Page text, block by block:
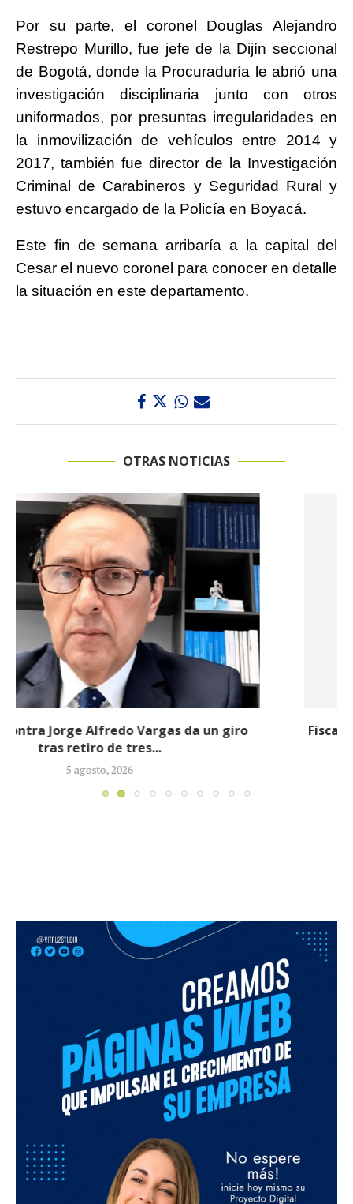
Por su parte, el coronel Douglas Alejandro
Restrepo Murillo, fue jefe de la Dijín seccional
de Bogotá, donde la Procuraduría le abrió una
investigación disciplinaria junto con otros
uniformados, por presuntas irregularidades en
la inmovilización de vehículos entre 2014 y
2017, también fue director de la Investigación
Criminal de Carabineros y Seguridad Rural y
estuvo encargado de la Policía en Boyacá.
Este fin de semana arribaría a la capital del
Cesar el nuevo coronel para conocer en detalle
la situación en este departamento.
OTRAS NOTICIAS
Fiscalía imputó cargos contra alias ‘Calarcá’ como
persona ausente por múltiples delitos